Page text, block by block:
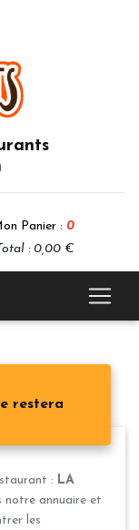
Panier : 0
: 0,00 €
restera
: LA
notre annuaire et
les